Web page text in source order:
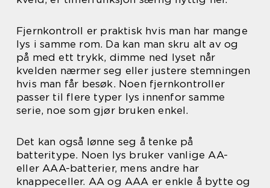
Fjernkontroll er praktisk hvis man har mange
lys i samme rom. Da kan man skru alt av og
på med ett trykk, dimme ned lyset når
kvelden nærmer seg eller justere stemningen
hvis man får besøk. Noen fjernkontroller
passer til flere typer lys innenfor samme
serie, noe som gjør bruken enkel.
Det kan også lønne seg å tenke på
batteritype. Noen lys bruker vanlige AA-
eller AAA-batterier, mens andre har
knappeceller. AA og AAA er enkle å bytte og